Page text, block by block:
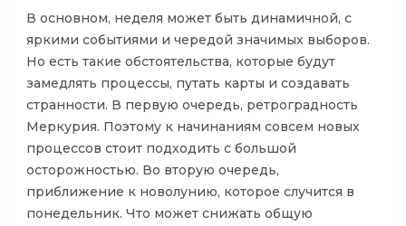
В основном, неделя может быть динамичной, с
яркими событиями и чередой значимых выборов.
Но есть такие обстоятельства, которые будут
замедлять процессы, путать карты и создавать
странности. В первую очередь, ретроградность
Меркурия. Поэтому к начинаниям совсем новых
процессов стоит подходить с большой
осторожностью. Во вторую очередь,
приближение к новолунию, которое случится в
понедельник. Что может снижать общую